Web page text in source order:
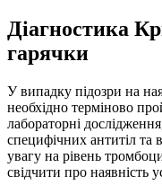
Діагностика
гарячки
У випадку підозри на
необхідно терміново
лабораторні
специфічних антитіл та
увагу на рівень
свідчити про наявність